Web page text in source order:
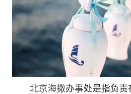
北京海撒办事处是指负